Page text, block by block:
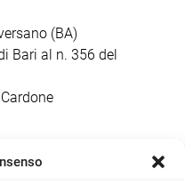
(BA)
Bari al n. 356 del